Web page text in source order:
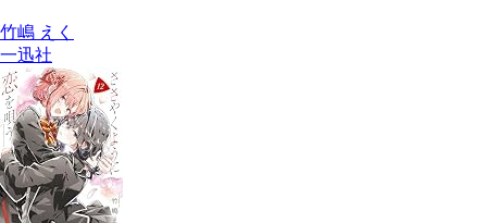
竹嶋 えく
一迅社